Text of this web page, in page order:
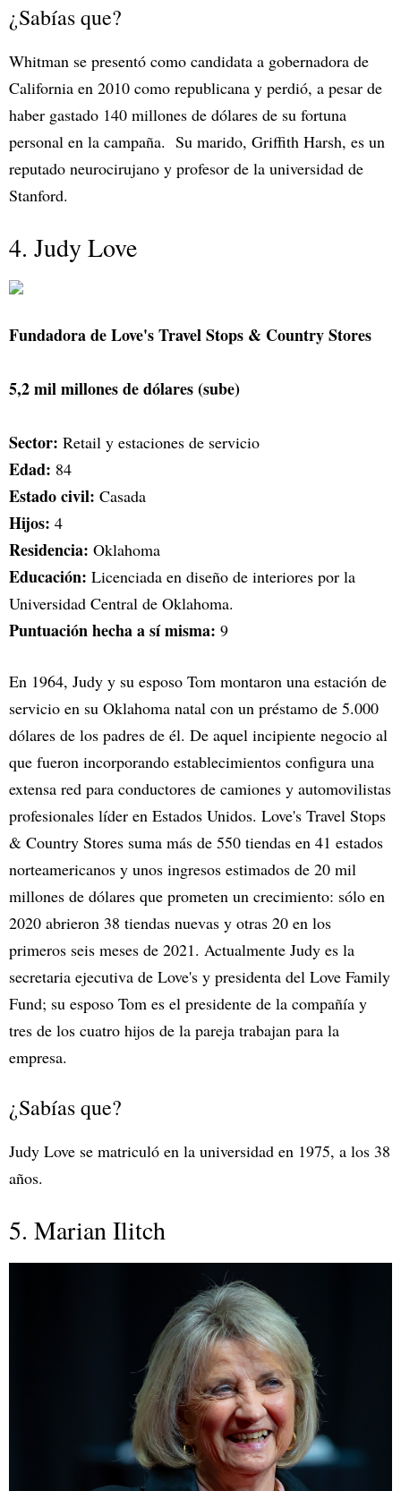
¿Sabías que?
Whitman se presentó como candidata a gobernadora de
California en 2010 como republicana y perdió, a pesar de
haber gastado 140 millones de dólares de su fortuna
personal en la campaña. Su marido, Griffith Harsh, es un
reputado neurocirujano y profesor de la universidad de
Stanford.
4. Judy Love
Fundadora de Love's Travel Stops & Country Stores
5,2 mil millones de dólares (sube)
Sector: Retail y estaciones de servicio
Edad: 84
Estado civil: Casada
Hijos: 4
Residencia: Oklahoma
Educación: Licenciada en diseño de interiores por la
Universidad Central de Oklahoma.
Puntuación hecha a sí misma: 9
En 1964, Judy y su esposo Tom montaron una estación de
servicio en su Oklahoma natal con un préstamo de 5.000
dólares de los padres de él. De aquel incipiente negocio al
que fueron incorporando establecimientos configura una
extensa red para conductores de camiones y automovilistas
profesionales líder en Estados Unidos. Love's Travel Stops
& Country Stores suma más de 550 tiendas en 41 estados
norteamericanos y unos ingresos estimados de 20 mil
millones de dólares que prometen un crecimiento: sólo en
2020 abrieron 38 tiendas nuevas y otras 20 en los
primeros seis meses de 2021. Actualmente Judy es la
secretaria ejecutiva de Love's y presidenta del Love Family
Fund; su esposo Tom es el presidente de la compañía y
tres de los cuatro hijos de la pareja trabajan para la
empresa.
¿Sabías que?
Judy Love se matriculó en la universidad en 1975, a los 38
años.
5. Marian Ilitch